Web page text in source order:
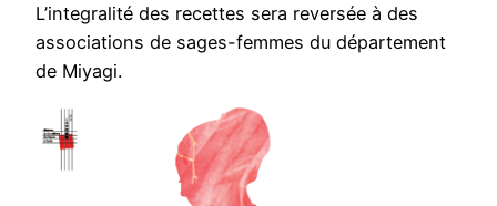
L’integralité des recettes sera reversée à des
associations de sages-femmes du département
de Miyagi.